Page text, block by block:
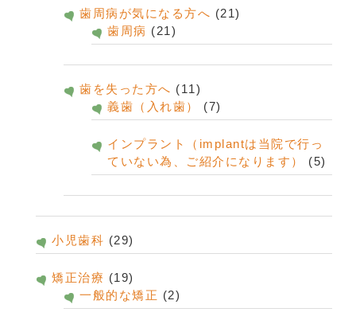
歯周病が気になる方へ (21)
歯周病 (21)
歯を失った方へ (11)
義歯（入れ歯）
(7)
インプラント（implantは当院で行っ
ていない為、ご紹介になります）
(5)
小児歯科 (29)
矯正治療 (19)
一般的な矯正 (2)